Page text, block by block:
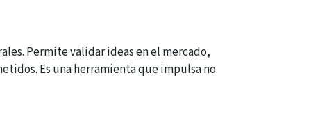
Permite validar ideas en el mercado,
Es una herramienta que impulsa no